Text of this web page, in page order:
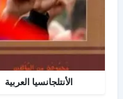
الأنتلجانسيا العربية